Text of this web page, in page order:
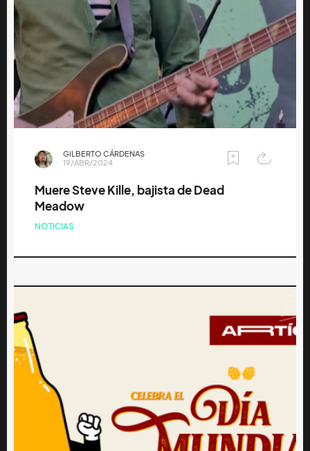
GILBERTO CÁRDENAS
19/ABR/2024
Muere Steve Kille, bajista de Dead
Meadow
NOTICIAS